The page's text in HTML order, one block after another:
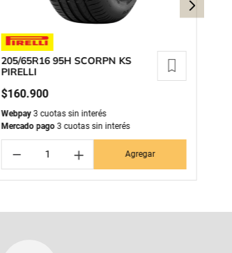
205/65R16 95H SCORPN KS
PIRELLI
$160.900
Webpay3 cuotas sin interés
Mercado pago3 cuotas sin interés
＋
－ Agregar